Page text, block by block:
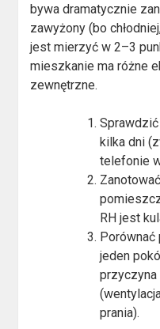
bywa dramatycznie
zawyżony (bo
jest mierzyć w 2–3
mieszkanie ma różne
zewnętrzne.
kilka dni
telefonie
RH jest
jeden
prania).